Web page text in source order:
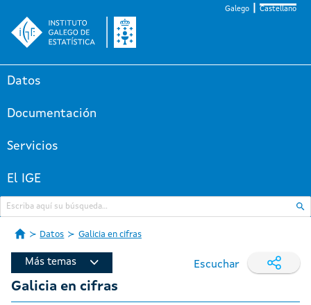
Galego Castellano
Datos
Documentación
Servicios
El IGE
Datos Galicia en cifras
Más temas Escuchar
Galicia en cifras